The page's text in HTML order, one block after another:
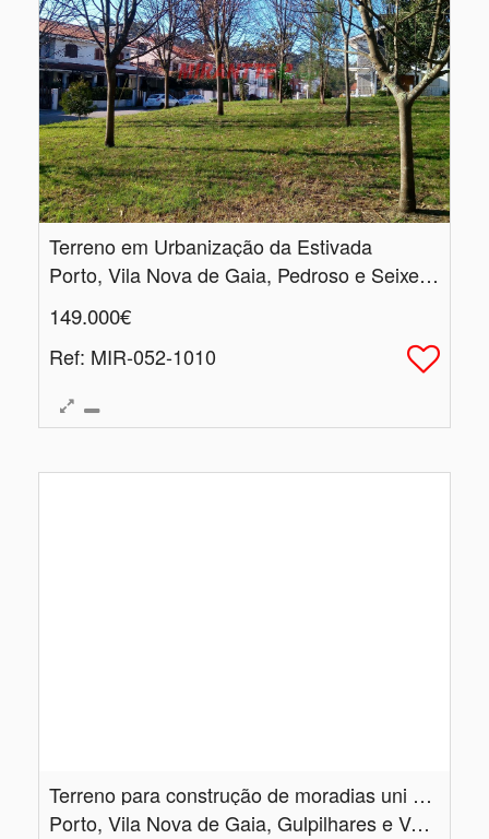
Terreno em Urbanização da Estivada
Porto, Vila Nova de Gaia, Pedroso e Seixezelo
149.000€
Ref: MIR-052-1010
Terreno para construção de moradias uni ou bifamiliar isoladas
Porto, Vila Nova de Gaia, Gulpilhares e Valadares